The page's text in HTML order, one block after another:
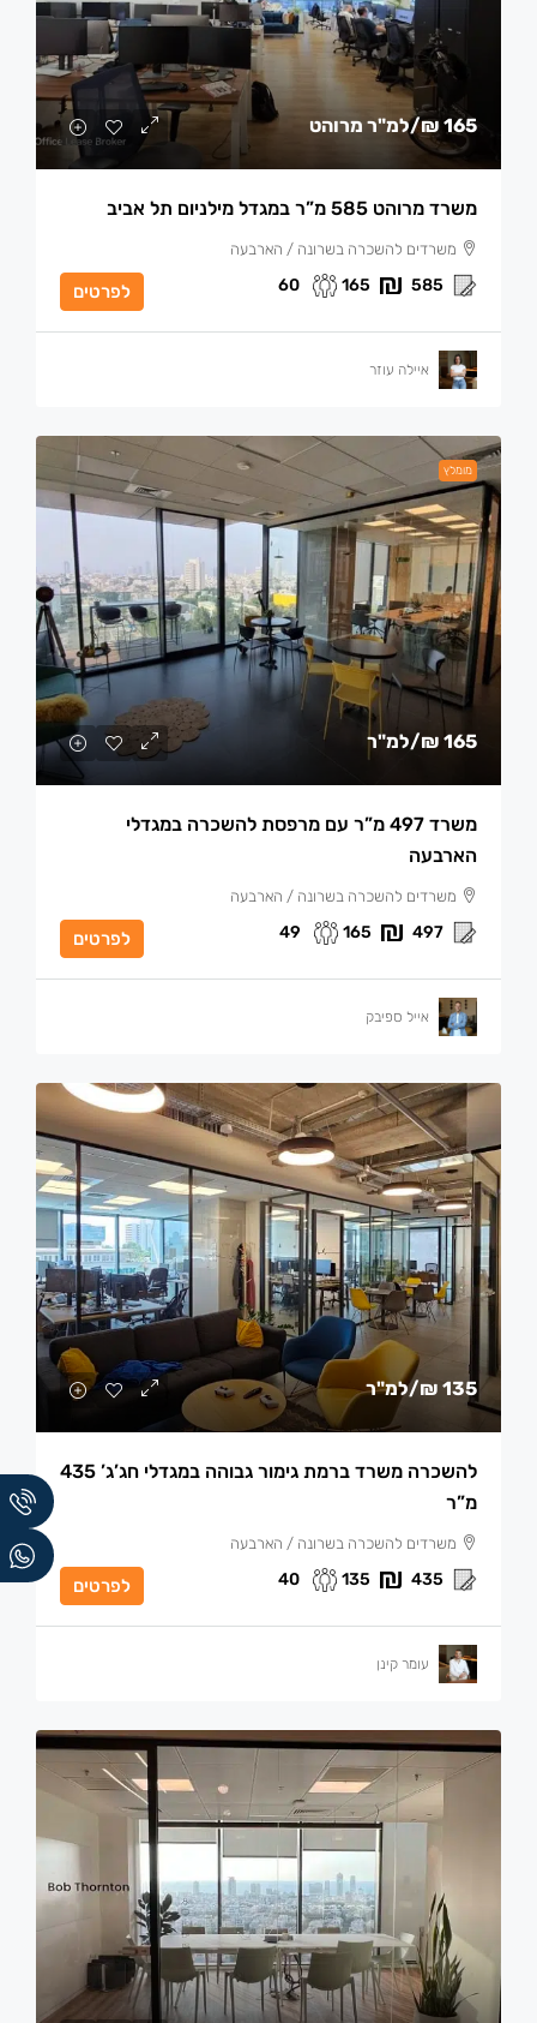
165 ₪ /למ"ר מרוהט
משרד מרוהט 585 מ”ר במגדל מילניום תל אביב
משרדים להשכרה בשרונה / הארבעה
585
165
60 לפרטים
איילה עוזר
מומלץ
165 ₪ /למ"ר
משרד 497 מ”ר עם מרפסת להשכרה במגדלי
הארבעה
משרדים להשכרה בשרונה / הארבעה
497
165
49 לפרטים
אייל ספיבק
135 ₪ /למ"ר
להשכרה משרד ברמת גימור גבוהה במגדלי חג’ג’ 435
מ”ר
משרדים להשכרה בשרונה / הארבעה
435
135
40 לפרטים
עומר קינן